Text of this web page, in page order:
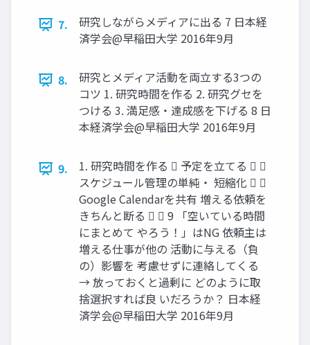
7.
研究しながらメディアに出る 7 日本経
済学会@早稲田大学 2016年9月
8.
研究とメディア活動を両立する3つの
コツ 1. 研究時間を作る 2. 研究グセを
つける 3. 満足感・達成感を下げる 8 日
本経済学会@早稲田大学 2016年9月
9.
1. 研究時間を作る  予定を立てる  
スケジュール管理の単純・ 短縮化  
Google Calendarを共有 増える依頼を
きちんと断る   9 「空いている時間
にまとめて やろう！」はNG 依頼主は
増える仕事が他の 活動に与える（負
の）影響を 考慮せずに連絡してくる
→ 放っておくと過剰に どのように取
捨選択すれば良 いだろうか？ 日本経
済学会@早稲田大学 2016年9月